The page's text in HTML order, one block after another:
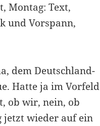
Montag: Text,
und Vorspann,
dem Deutschland-
Hatte ja im Vorfeld
ob wir, nein, ob
jetzt wieder auf ein